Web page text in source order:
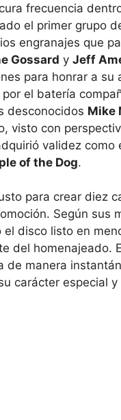
frecuencia
el primer grupo
engranajes que
Gossard y Jeff
para honrar a
el batería
desconocidos Mike
visto con
validez
of the Dog.
para crear diez
Según sus
disco listo en
del homenajeado.
de manera
carácter especial